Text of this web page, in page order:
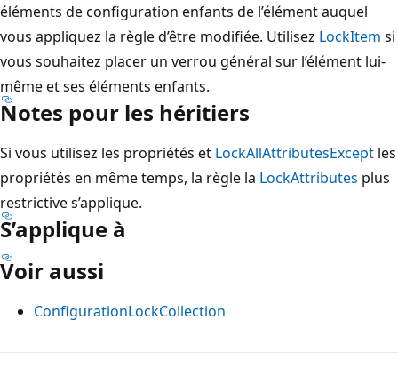
éléments de configuration enfants de l’élément auquel
vous appliquez la règle d’être modifiée. Utilisez LockItem si
vous souhaitez placer un verrou général sur l’élément lui-
même et ses éléments enfants.
Notes pour les héritiers
Si vous utilisez les propriétés et LockAllAttributesExcept les
propriétés en même temps, la règle la LockAttributes plus
restrictive s’applique.
S’applique à
Voir aussi
ConfigurationLockCollection
Mode